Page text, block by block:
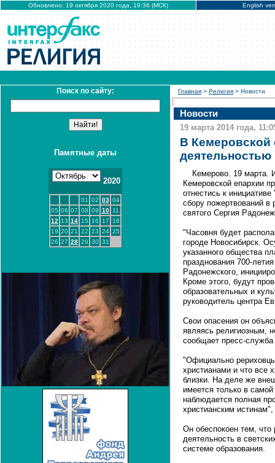
Обновлено: 19 октября 2020 года, 19:36 (МСК) English
Поиск по сайту:
Памятные даты
2020
01 02 03 04
05 06 07 08 09 10 11
12 13 14 15 16 17
18
19 20 21 22 23 24 25
26 27 28 29 30 31
Главная > Религия > Новости
Новости
19 марта 2014 года,
В Кемеровской
деятельностью
Кемерово. 19
Кемеровской епархии
отнестись к
сбору пожертвований в
святого Сергия
"Часовня будет
городе Новосибирск.
указанного общества
празднования 700-
Радонежского,
Кроме этого, будут
образовательных и
руководитель центра
Свои опасения он
являясь религиозным,
сообщает пресс-
"Официально
христианами и что все
близки. На деле же
имеется только в
наблюдается полная
христианским
Он обеспокоен тем, что
деятельность в
системе образования.